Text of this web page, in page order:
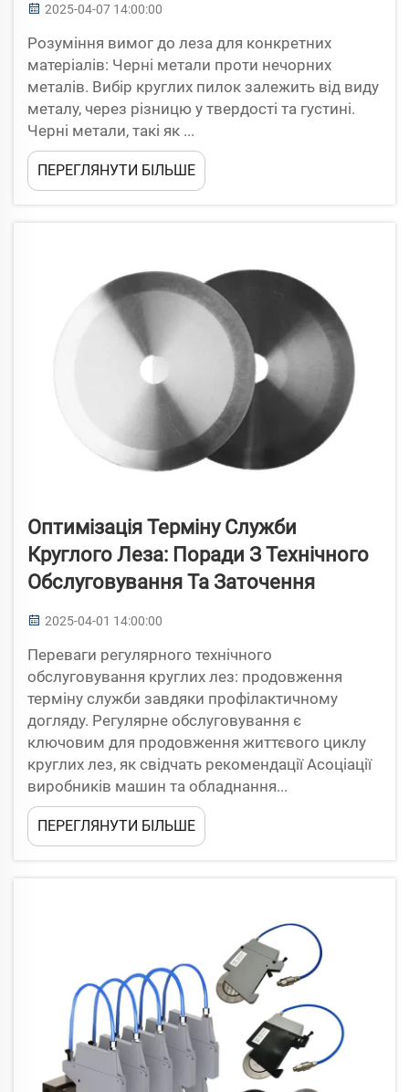
2025-04-07 14:00:00
Розуміння вимог до леза для конкретних
матеріалів: Черні метали проти нечорних
металів. Вибір круглих пилок залежить від виду
металу, через різницю у твердості та густині.
Черні метали, такі як ...
ПЕРЕГЛЯНУТИ БІЛЬШЕ
Оптимізація Терміну Служби
Круглого Леза: Поради З Технічного
Обслуговування Та Заточення
2025-04-01 14:00:00
Переваги регулярного технічного
обслуговування круглих лез: продовження
терміну служби завдяки профілактичному
догляду. Регулярне обслуговування є
ключовим для продовження життєвого циклу
круглих лез, як свідчать рекомендації Асоціації
виробників машин та обладнання...
ПЕРЕГЛЯНУТИ БІЛЬШЕ